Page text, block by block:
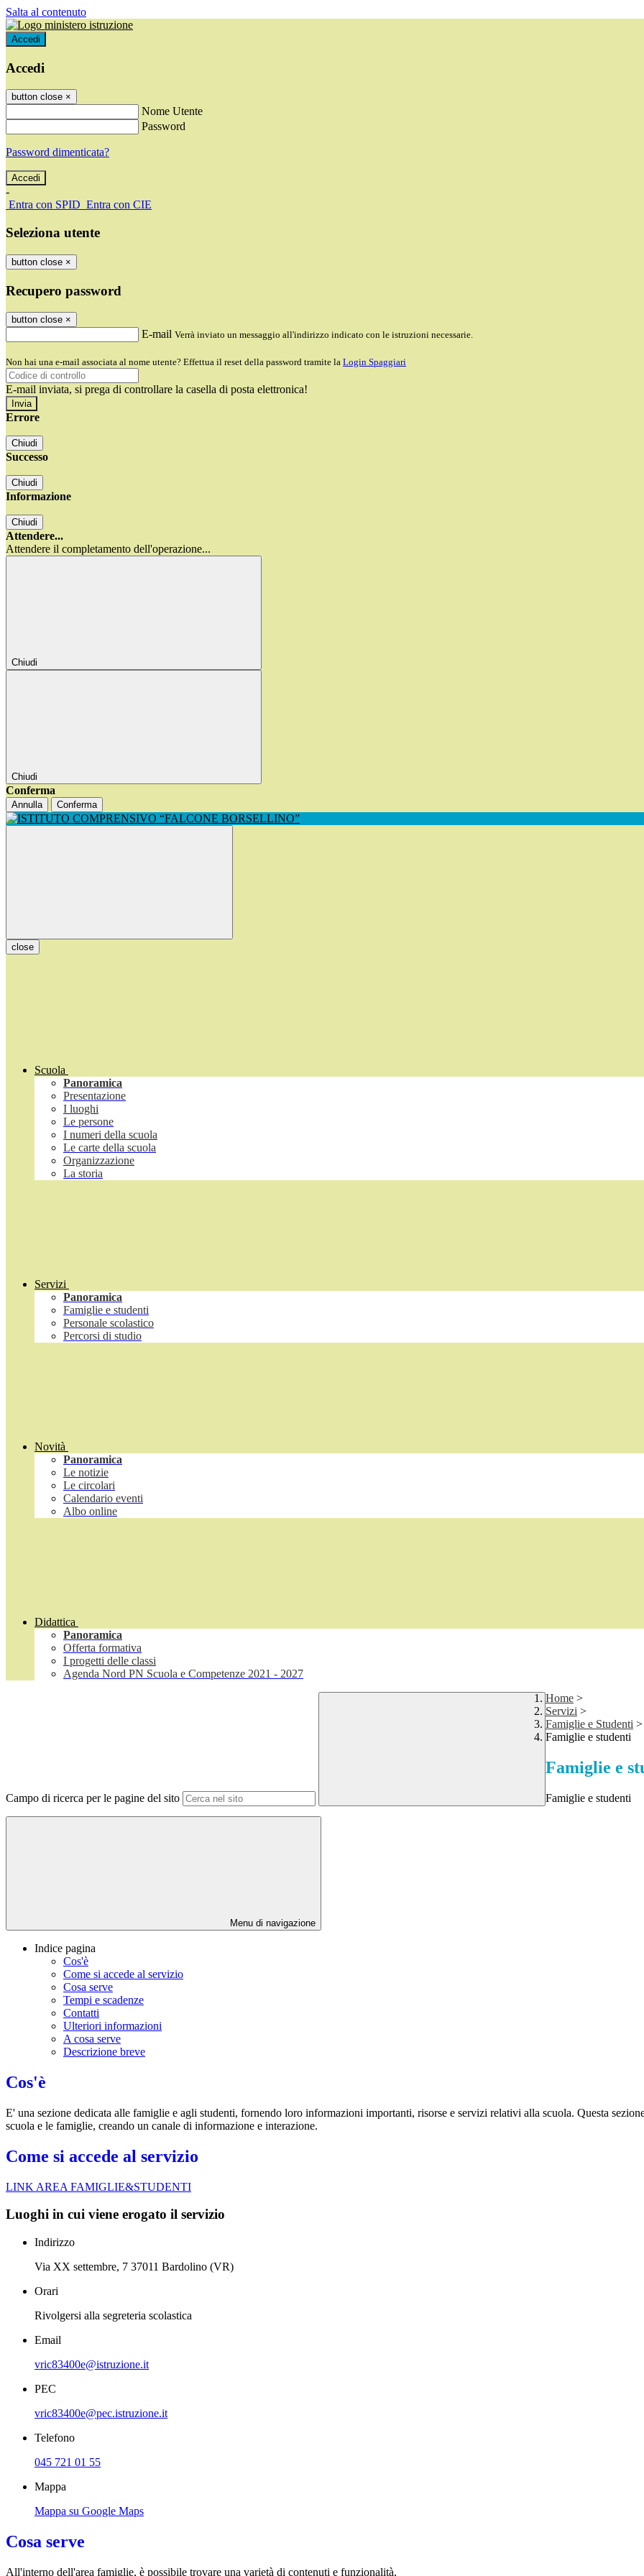
Salta al contenuto
Accedi
Accedi
button close ×
Nome Utente
Password
Password dimenticata?
-
Entra con SPID Entra con CIE
Seleziona utente
button close ×
Recupero password
button close ×
E-mail Verrà inviato un messaggio all'indirizzo indicato con le istruzioni necessarie.
Non hai una e-mail associata al nome utente? Effettua il reset della password tramite la Login Spaggiari
E-mail inviata, si prega di controllare la casella di posta elettronica!
Errore
Chiudi
Successo
Chiudi
Informazione
Chiudi
Attendere...
Attendere il completamento dell'operazione...
Chiudi
Chiudi
Conferma
Annulla Conferma
close
Scuola
Panoramica
Presentazione
I luoghi
Le persone
I numeri della scuola
Le carte della scuola
Organizzazione
La storia
Servizi
Panoramica
Famiglie e studenti
Personale scolastico
Percorsi di studio
Novità
Panoramica
Le notizie
Le circolari
Calendario eventi
Albo online
Didattica
Panoramica
Offerta formativa
I progetti delle classi
Agenda Nord PN Scuola e Competenze 2021 - 2027
Campo di ricerca per le pagine del sito
Home >
Servizi >
Famiglie e Studenti >
Famiglie e studenti
Famiglie e
Famiglie e studenti
Menu di navigazione
Indice pagina
Cos'è
Come si accede al servizio
Cosa serve
Tempi e scadenze
Contatti
Ulteriori informazioni
A cosa serve
Descrizione breve
Cos'è
E' una sezione dedicata alle famiglie e agli studenti, fornendo loro informazioni importanti, risorse e servizi relativi alla scuola. Questa
scuola e le famiglie, creando un canale di informazione e interazione.
Come si accede al servizio
LINK AREA FAMIGLIE&STUDENTI
Luoghi in cui viene erogato il servizio
Indirizzo
Via XX settembre, 7 37011 Bardolino (VR)
Orari
Rivolgersi alla segreteria scolastica
Email
vric83400e@istruzione.it
PEC
vric83400e@pec.istruzione.it
Telefono
045 721 01 55
Mappa
Mappa su Google Maps
Cosa serve
All'interno dell'area famiglie, è possibile trovare una varietà di contenuti e funzionalità,